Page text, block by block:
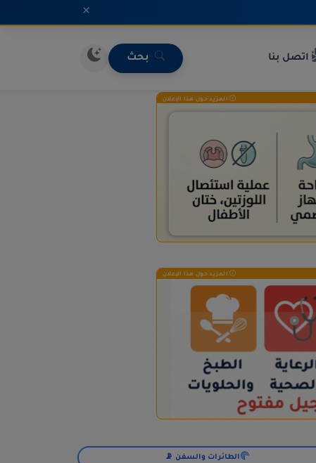
×
اتصل بنا بحث
المزيد حول هذا الإعلان
المزيد حول هذا الإعلان
الطائرات والسفن 📡